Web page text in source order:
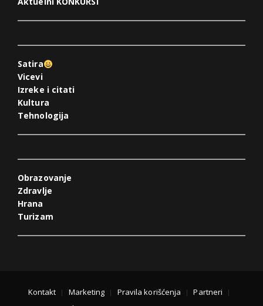
Satira
Vicevi
Izreke i citati
Kultura
Tehnologija
Obrazovanje
Zdravlje
Hrana
Turizam
Kontakt Marketing Pravila korišćenja
Partneri